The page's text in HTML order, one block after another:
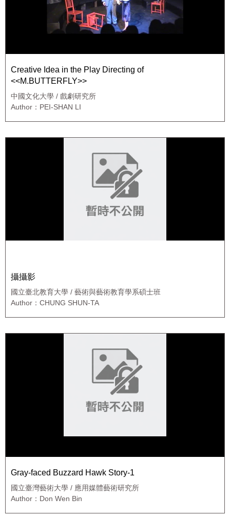
Creative Idea in the Play Directing of
<<M.BUTTERFLY>>
中國文化大學 / 戲劇研究所
Author：PEI-SHAN LI
攝攝影
國立臺北教育大學 / 藝術與藝術教育學系碩士班
Author：CHUNG SHUN-TA
Gray-faced Buzzard Hawk Story-1
國立臺灣藝術大學 / 應用媒體藝術研究所
Author：Don Wen Bin